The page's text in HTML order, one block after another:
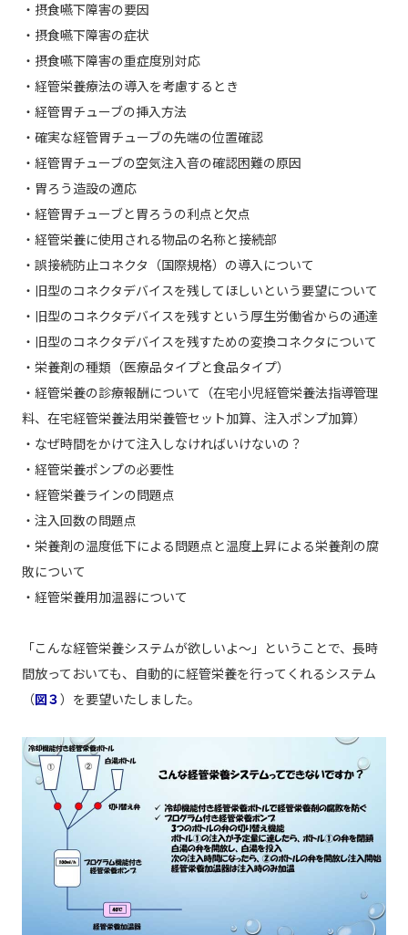
・摂食嚥下障害の要因
・摂食嚥下障害の症状
・摂食嚥下障害の重症度別対応
・経管栄養療法の導入を考慮するとき
・経管胃チューブの挿入方法
・確実な経管胃チューブの先端の位置確認
・経管胃チューブの空気注入音の確認困難の原因
・胃ろう造設の適応
・経管胃チューブと胃ろうの利点と欠点
・経管栄養に使用される物品の名称と接続部
・誤接続防止コネクタ（国際規格）の導入について
・旧型のコネクタデバイスを残してほしいという要望について
・旧型のコネクタデバイスを残すという厚生労働省からの通達
・旧型のコネクタデバイスを残すための変換コネクタについて
・栄養剤の種類（医療品タイプと食品タイプ）
・経管栄養の診療報酬について（在宅小児経管栄養法指導管理
料、在宅経管栄養法用栄養管セット加算、注入ポンプ加算）
・なぜ時間をかけて注入しなければいけないの？
・経管栄養ポンプの必要性
・経管栄養ラインの問題点
・注入回数の問題点
・栄養剤の温度低下による問題点と温度上昇による栄養剤の腐
敗について
・経管栄養用加温器について
「こんな経管栄養システムが欲しいよ～」ということで、長時
間放っておいても、自動的に経管栄養を行ってくれるシステム
（図３）を要望いたしました。